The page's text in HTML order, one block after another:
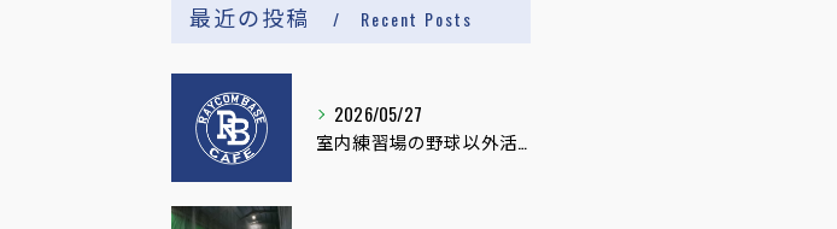
最近の投稿 Recent Posts
2026/05/27
室内練習場の野球以外活用と健康促進イベント